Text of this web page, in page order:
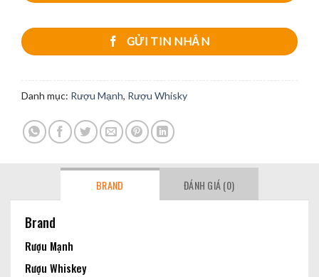
GỬI TIN NHẮN
Danh mục: Rượu Mạnh, Rượu Whisky
BRAND ĐÁNH GIÁ (0)
Brand
Rượu Mạnh
Rượu Whiskey